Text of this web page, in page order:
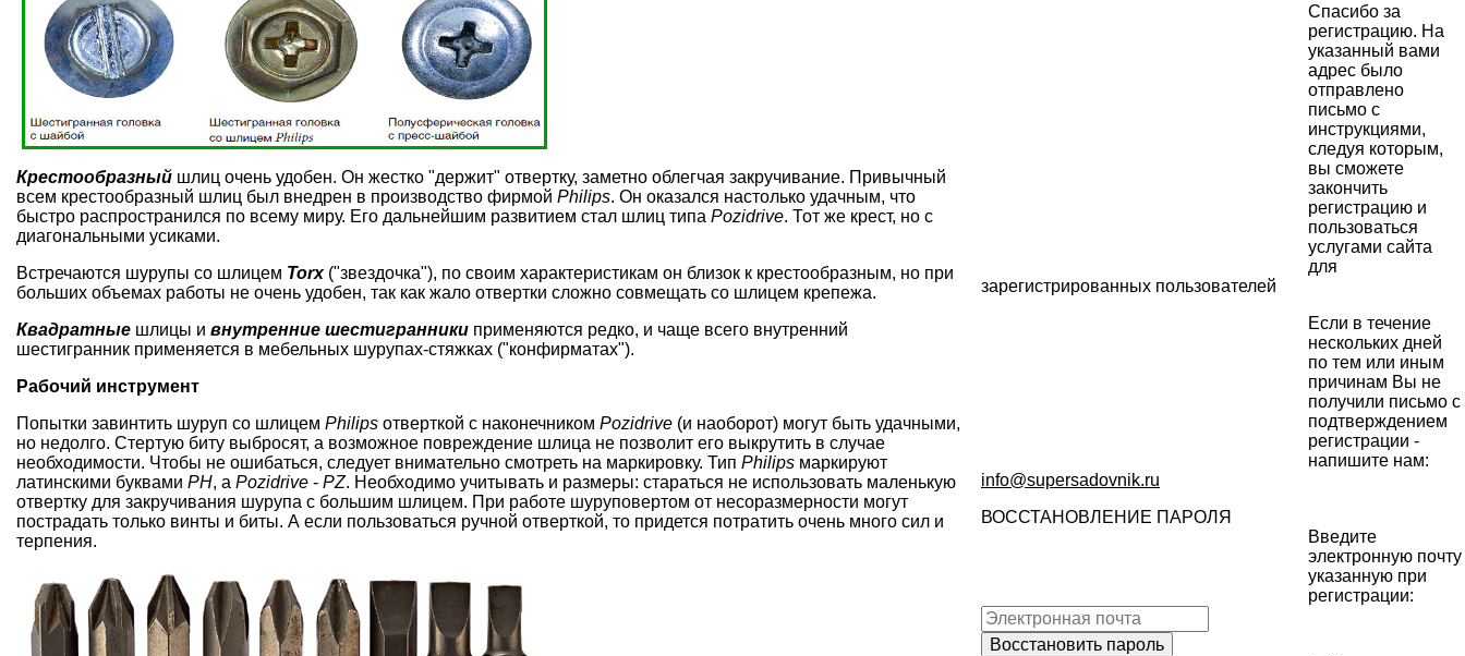
Крестообразный шлиц очень удобен. Он жестко "держит" отвертку, заметно облегчая закручивание. Привычный
всем крестообразный шлиц был внедрен в производство фирмой Philips. Он оказался настолько удачным, что
быстро распространился по всему миру. Его дальнейшим развитием стал шлиц типа Pozidrive. Тот же крест, но с
диагональными усиками.
Встречаются шурупы со шлицем Torx("звездочка"), по своим характеристикам он близок к крестообразным, но при
больших объемах работы не очень удобен, так как жало отвертки сложно совмещать со шлицем крепежа.
Квадратные шлицы и внутренние шестигранники применяются редко, и чаще всего внутренний
шестигранник применяется в мебельных шурупах-стяжках ("конфирматах").
Рабочий инструмент
Попытки завинтить шуруп со шлицем Philips отверткой с наконечником Pozidrive (и наоборот) могут быть удачными,
но недолго. Стертую биту выбросят, а возможное повреждение шлица не позволит его выкрутить в случае
необходимости. Чтобы не ошибаться, следует внимательно смотреть на маркировку. Тип Philips маркируют
латинскими буквами PH, а Pozidrive - PZ. Необходимо учитывать и размеры: стараться не использовать маленькую
отвертку для закручивания шурупа с большим шлицем. При работе шуруповертом от несоразмерности могут
пострадать только винты и биты. А если пользоваться ручной отверткой, то придется потратить очень много сил и
терпения.
Спасибо за
регистрацию. На
указанный вами
адрес было
отправлено
письмо с
инструкциями,
следуя которым,
вы сможете
закончить
регистрацию и
пользоваться
услугами сайта
для
зарегистрированных пользователей
Если в течение
нескольких дней
по тем или иным
причинам Вы не
получили письмо с
подтверждением
регистрации -
напишите нам:
info@supersadovnik.ru
ВОССТАНОВЛЕНИЕ ПАРОЛЯ
Введите
электронную почту
указанную при
регистрации: